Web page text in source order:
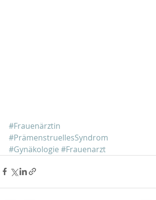
#Frauenärztin
#PrämenstruellesSyndrom
#Gynäkologie #Frauenarzt